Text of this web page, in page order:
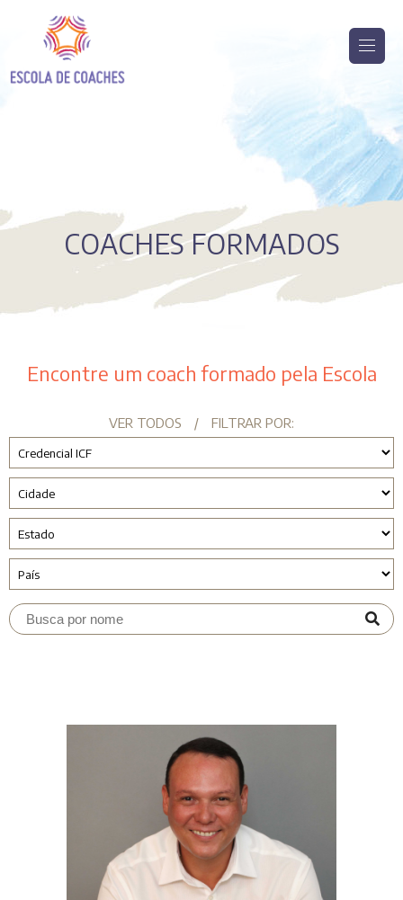
COACHES FORMADOS
Encontre um coach formado pela Escola
VER TODOS / FILTRAR POR: